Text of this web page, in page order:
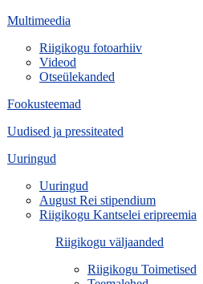
Multimeedia
Riigikogu fotoarhiiv
Videod
Otseülekanded
Fookusteemad
Uudised ja pressiteated
Uuringud
Uuringud
August Rei stipendium
Riigikogu Kantselei eripreemia
Riigikogu väljaanded
Riigikogu Toimetised